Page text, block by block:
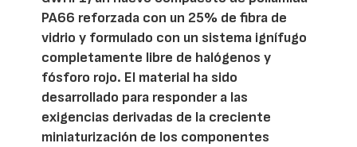
PA66 reforzada con un 25% de fibra de
vidrio y formulado con un sistema ignífugo
completamente libre de halógenos y
fósforo rojo. El material ha sido
desarrollado para responder a las
exigencias derivadas de la creciente
miniaturización de los componentes